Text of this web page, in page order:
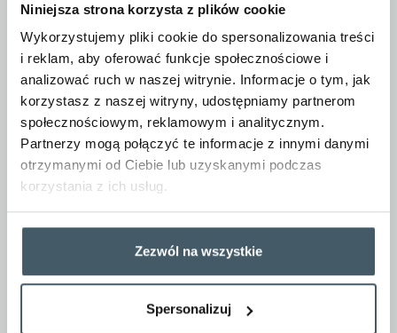
Niniejsza strona korzysta z plików cookie
Wykorzystujemy pliki cookie do spersonalizowania treści
i reklam, aby oferować funkcje społecznościowe i
analizować ruch w naszej witrynie. Informacje o tym, jak
korzystasz z naszej witryny, udostępniamy partnerom
społecznościowym, reklamowym i analitycznym.
Partnerzy mogą połączyć te informacje z innymi danymi
otrzymanymi od Ciebie lub uzyskanymi podczas
korzystania z ich usług.
Zezwól na wszystkie
Spersonalizuj
Przystanek autobusowy GDAŃSK RĘBIECHOWO PKM -
autobusy komunikacji zastępczej będą odjeżdżać z
przystanku znajdującego się bezpośrednio przy
peronie.
W związku z istotnymi zmianami w rozkładzie jazdy
prosimy o dokładne zapoznanie się
z rozkładem jazdy pociągów przed planowaną
podróżą.
Dokładna lokalizacja przystanków ZKA zamieszczona
jest w rozkładach jazdy, które znajdują się w zakładce
-> Rozkłady jazdy i mapa połączeń -> Rozkłady jazdy
Przejazd w autobusach komunikacji zastępczej,
oznakowanych logo POLREGIO, odbywa się na podstawie
Uwaga! Brak możliwości przewozu rowerów oraz brak
WC w Zastępczej Komunikacji Autobusowej.